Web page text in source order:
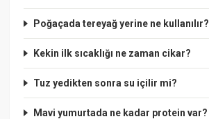
Poğaçada tereyağ yerine ne kullanılır?
Kekin ilk sıcaklığı ne zaman cikar?
Tuz yedikten sonra su içilir mi?
Mavi yumurtada ne kadar protein var?